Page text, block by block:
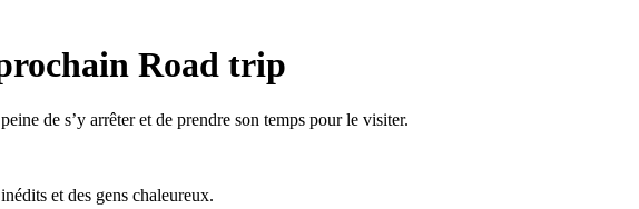
Road trip
de s’y arrêter et de prendre son temps pour le visiter.
et des gens chaleureux.